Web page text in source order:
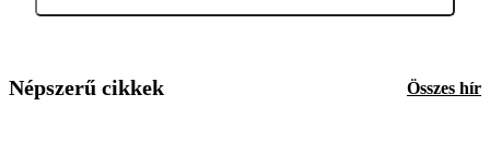
Népszerű cikkek Összes hír